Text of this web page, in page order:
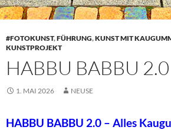
#FOTOKUNST,FÜHRUNG,KUNST MIT
KUNSTPROJEKT
HABBU BABBU 2.0
1. MAI 2026 NEUSE
HABBU BABBU 2.0 – Alles